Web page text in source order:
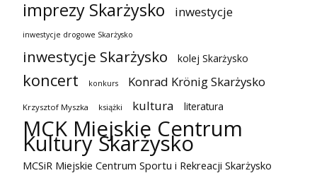
imprezy Skarżysko inwestycje
inwestycje drogowe Skarżysko
inwestycje Skarżysko kolej Skarżysko
koncert konkurs Konrad Krönig Skarżysko
Krzysztof Myszka książki kultura literatura
MCK Miejskie Centrum
Kultury Skarżysko
MCSiR Miejskie Centrum Sportu i Rekreacji Skarżysko